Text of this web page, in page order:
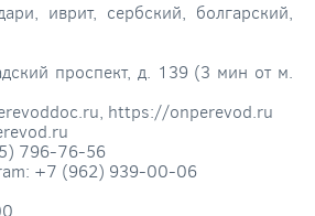
иврит, сербский, болгарский,
проспект, д. 139 (3 мин от м.
https://onperevod.ru
796-76-56
+7 (962) 939-00-06